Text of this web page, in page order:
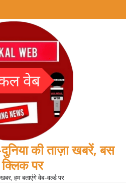
की ताज़ा खबरें, बस
पर
हम बताएंगे वेब-वर्ल्ड पर